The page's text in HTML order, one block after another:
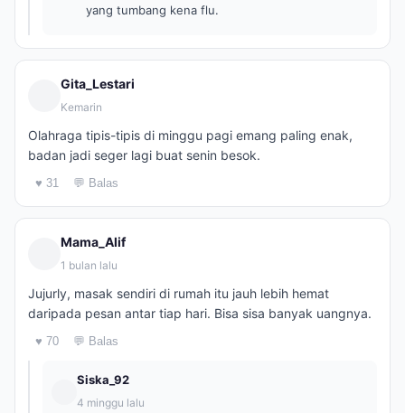
yang tumbang kena flu.
Gita_Lestari
Kemarin
Olahraga tipis-tipis di minggu pagi emang paling enak,
badan jadi seger lagi buat senin besok.
♥ 31 💬 Balas
Mama_Alif
1 bulan lalu
Jujurly, masak sendiri di rumah itu jauh lebih hemat
daripada pesan antar tiap hari. Bisa sisa banyak uangnya.
♥ 70 💬 Balas
Siska_92
4 minggu lalu